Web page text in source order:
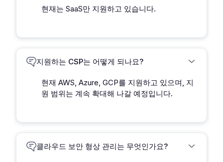
현재는 SaaS만 지원하고 있습니다.
지원하는 CSP는 어떻게 되나요?
현재 AWS, Azure, GCP를 지원하고 있으며, 지
원 범위는 계속 확대해 나갈 예정입니다.
클라우드 보안 형상 관리는 무엇인가요?